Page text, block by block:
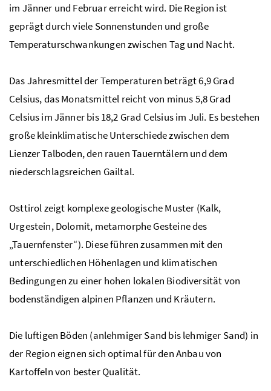
im Jänner und Februar erreicht wird. Die Region ist
geprägt durch viele Sonnenstunden und große
Temperaturschwankungen zwischen Tag und Nacht.
Das Jahresmittel der Temperaturen beträgt 6,9 Grad
Celsius, das Monatsmittel reicht von minus 5,8 Grad
Celsius im Jänner bis 18,2 Grad Celsius im Juli. Es bestehen
große kleinklimatische Unterschiede zwischen dem
Lienzer Talboden, den rauen Tauerntälern und dem
niederschlagsreichen Gailtal.
Osttirol zeigt komplexe geologische Muster (Kalk,
Urgestein, Dolomit, metamorphe Gesteine des
„Tauernfenster“). Diese führen zusammen mit den
unterschiedlichen Höhenlagen und klimatischen
Bedingungen zu einer hohen lokalen Biodiversität von
bodenständigen alpinen Pflanzen und Kräutern.
Die luftigen Böden (anlehmiger Sand bis lehmiger Sand) in
der Region eignen sich optimal für den Anbau von
Kartoffeln von bester Qualität.